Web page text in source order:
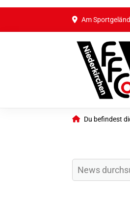
Du befindest